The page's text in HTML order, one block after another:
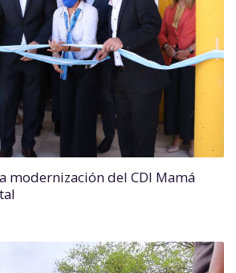
modernización del CDI Mamá